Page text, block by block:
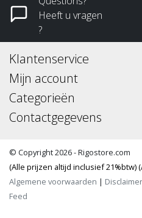
Heeft u vragen
?
Klantenservice
Mijn account
Categorieën
Contactgegevens
© Copyright 2026 - Rigostore.com
(Alle prijzen altijd inclusief 21%btw)
Algemene voorwaarden | Disclaimer
Feed